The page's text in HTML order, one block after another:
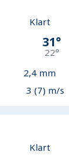
Klart
31°
22°
2,4 mm
3 (7) m/s
Klart